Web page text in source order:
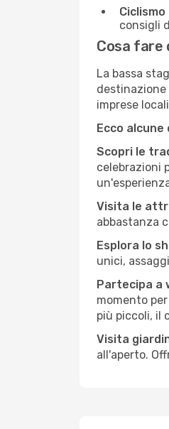
consigli
Cosa fare
La bassa
imprese
Ecco
Scopri le
celebrazioni
Visita le
abbastanza
Esplora lo
unici,
Partecipa a
momento
più piccoli, il
Visita
all'aperto.